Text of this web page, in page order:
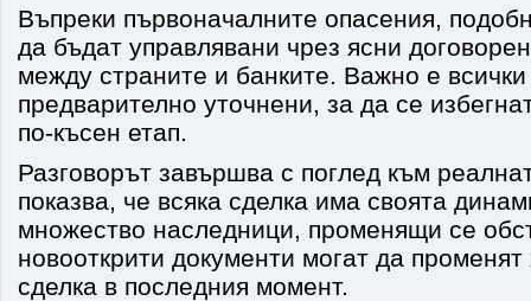
Въпреки първоначалните опасения,
да бъдат управлявани чрез ясни
между страните и банките. Важно е
предварително уточнени, за да се
по-късен етап.
Разговорът завършва с поглед към
показва, че всяка сделка има своята
множество наследници, променящи се
новооткрити документи могат да
сделка в последния момент.